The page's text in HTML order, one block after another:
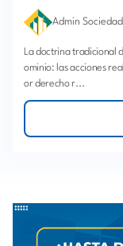
Admin Sociedad
La doctrina tradicional
ominio: las acciones
or derecho r...